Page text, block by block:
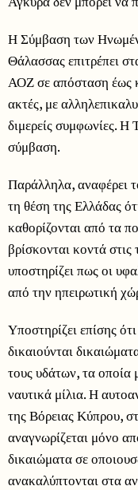
Η Σύμβαση των
Θάλασσας επιτρέπει
ΑΟΖ σε απόσταση έως
ακτές, με
διμερείς συμφωνίες. Η
σύμβαση.
Παράλληλα, αναφέρει
τη θέση της Ελλάδας
καθορίζονται από τα
βρίσκονται κοντά στις
υποστηρίζει πως οι
από την ηπειρωτική
Υποστηρίζει επίσης
δικαιούνται
τους υδάτων, τα οποία
ναυτικά μίλια. Η
της Βόρειας Κύπρου,
αναγνωρίζεται μόνο
δικαιώματα σε
ανακαλύπτονται στα